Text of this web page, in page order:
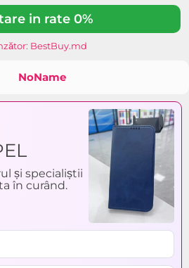
in rate 0%
BestBuy.md
NoName
și specialiștii
în curând.